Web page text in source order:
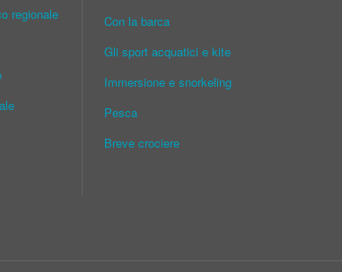
regionale
Con la barca
Gli sport acquatici e kite
Immersione e snorkeling
Pesca
Breve crociere